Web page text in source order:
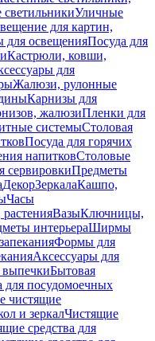
светильникиУличные
для картин,
для освещенияПосуда для
Кастрюли, ковши,
для
Жалюзи, рулонные
Карнизы для
жалюзиПленки для
системыСтоловая
Посуда для горячих
напитковСтоловые
сервировкиПредметы
ДекорЗеркалаКашпо,
Часы
ВазыКлючницы,
интерьераШирмы
Формы для
Аксессуары для
выпечкиБытовая
для посудомоечных
чистящие
и зеркалЧистящие
средства для